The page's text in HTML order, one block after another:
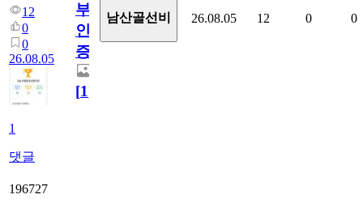
12
0
0
26.08.05
1
댓글
부
인
증
[1]
남산골선비 26.08.05 12 0 0
196727